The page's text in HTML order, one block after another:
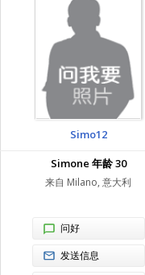
Simo12
Simone 年龄 30
来自 Milano, 意大利
问好
发送信息